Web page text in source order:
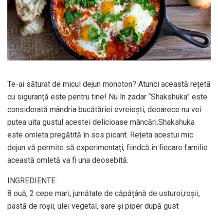
Te-ai săturat de micul dejun monoton? Atunci această rețetă
cu siguranță este pentru tine! Nu în zadar “Shakshuka” este
considerată mândria bucătăriei evreiești, deoarece nu vei
putea uita gustul acestei delicioase mâncări.Shakshuka
este omleta pregătită în sos picant. Rețeta acestui mic
dejun vă permite să experimentați, fiindcă în fiecare familie
această omletă va fi una deosebită.
INGREDIENTE:
8 ouă, 2 cepe mari, jumătate de căpățână de usturoi,roșii,
pastă de roșii, ulei vegetal, sare și piper după gust